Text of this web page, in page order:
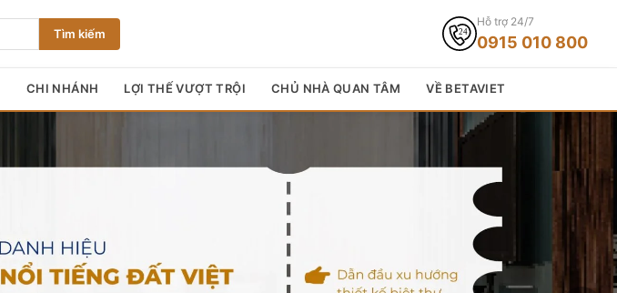
Tìm kiếm
Hỗ trợ 24/7
0915 010 800
CHI NHÁNH LỢI THẾ VƯỢT TRỘI CHỦ NHÀ QUAN TÂM VỀ BETAVIET